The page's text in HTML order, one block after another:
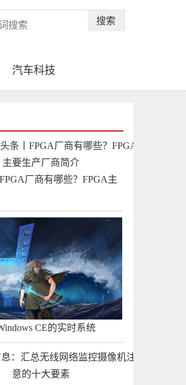
搜索
汽车科技
厂商有哪些？FPGA主
CE的实时系统